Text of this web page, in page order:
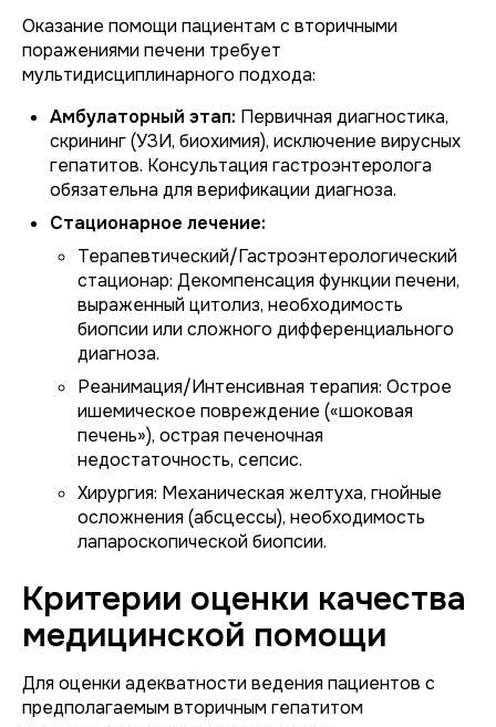
Оказание помощи пациентам с вторичными
поражениями печени требует
мультидисциплинарного подхода:
Амбулаторный этап: Первичная диагностика,
скрининг (УЗИ, биохимия), исключение вирусных
гепатитов. Консультация гастроэнтеролога
обязательна для верификации диагноза.
Стационарное лечение:
Терапевтический/Гастроэнтерологический
стационар: Декомпенсация функции печени,
выраженный цитолиз, необходимость
биопсии или сложного дифференциального
диагноза.
Реанимация/Интенсивная терапия: Острое
ишемическое повреждение («шоковая
печень»), острая печеночная
недостаточность, сепсис.
Хирургия: Механическая желтуха, гнойные
осложнения (абсцессы), необходимость
лапароскопической биопсии.
Критерии оценки качества
медицинской помощи
Для оценки адекватности ведения пациентов с
предполагаемым вторичным гепатитом